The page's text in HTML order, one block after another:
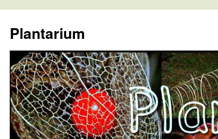
tartalomba
Plantarium